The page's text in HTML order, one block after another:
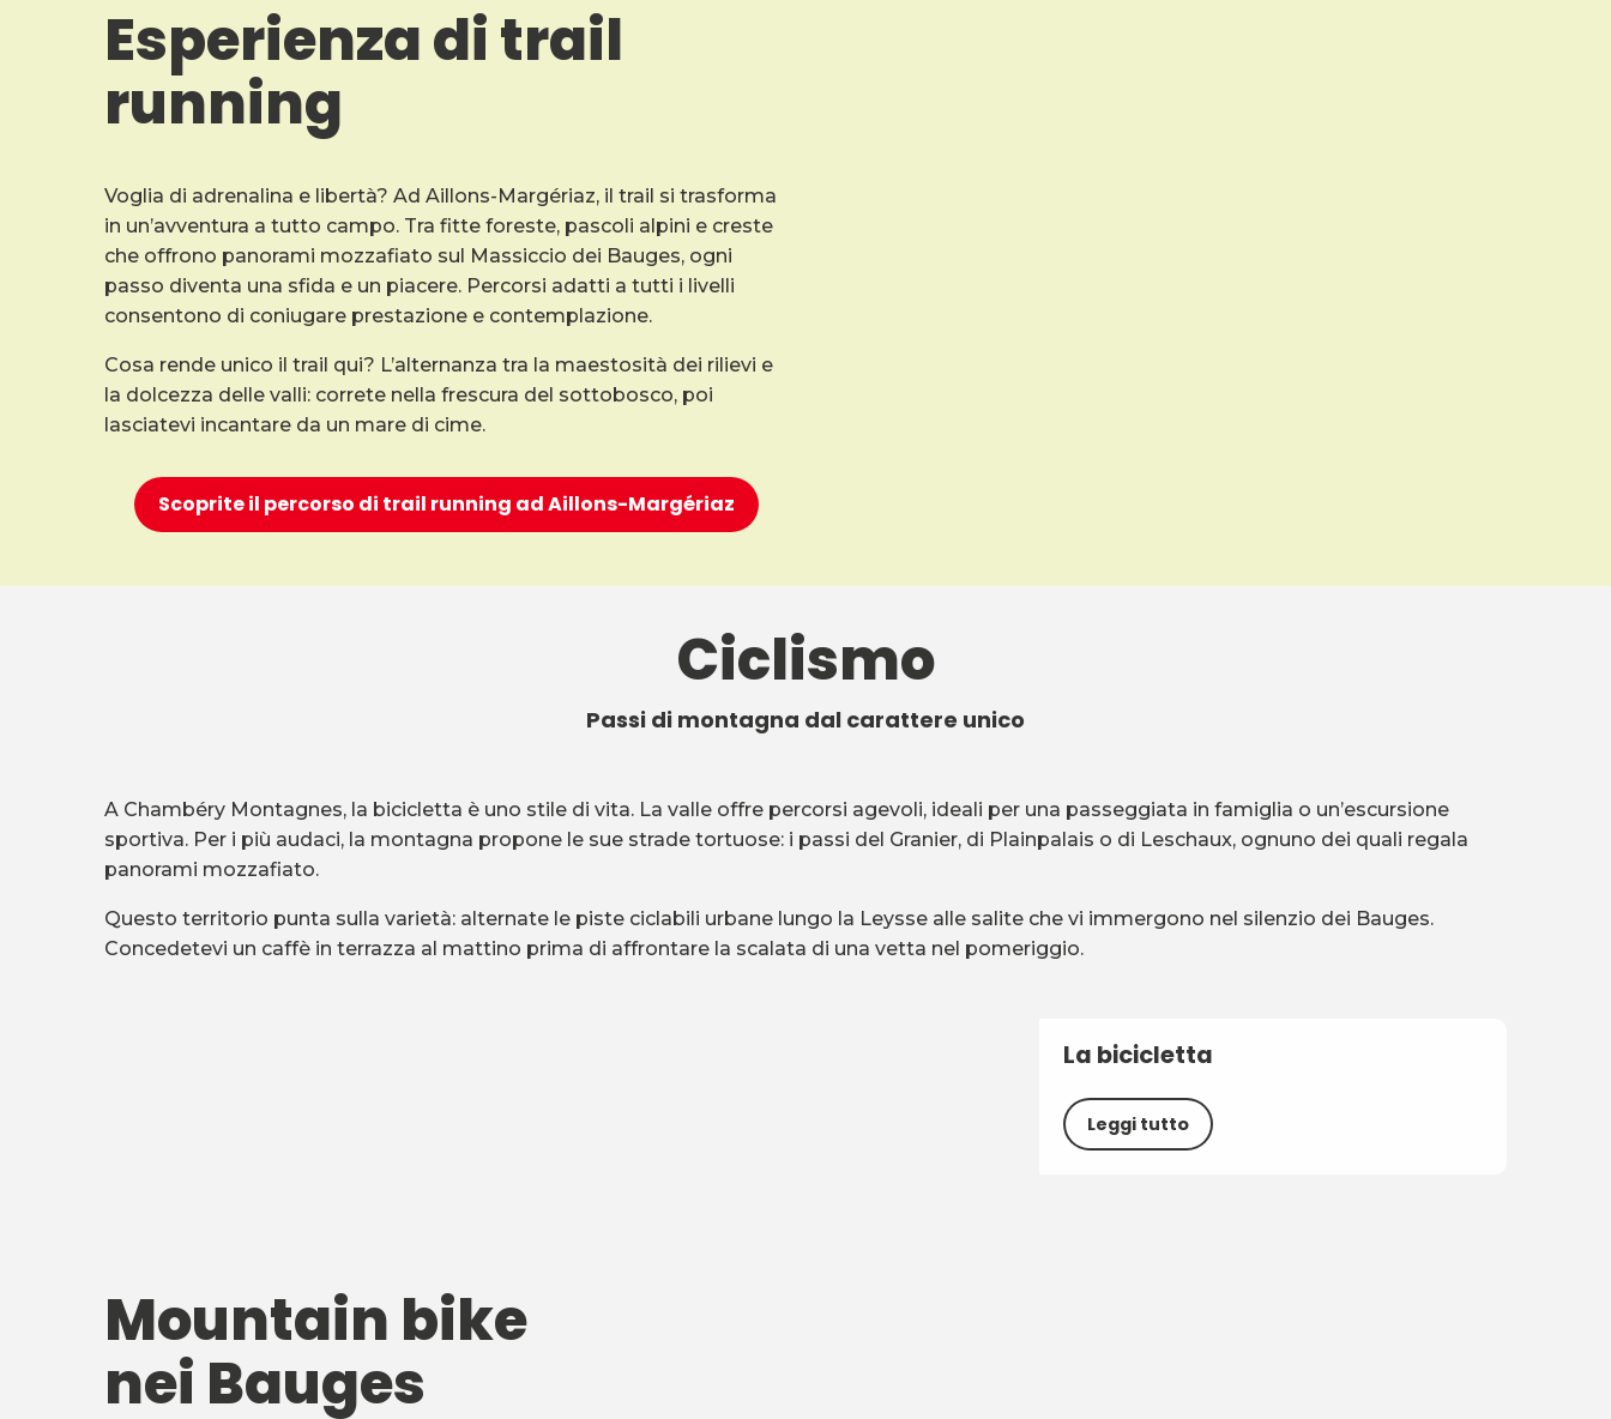
Esperienza di trail
running
Voglia di adrenalina e libertà? Ad Aillons-Margériaz, il trail si trasforma
in un’avventura a tutto campo. Tra fitte foreste, pascoli alpini e creste
che offrono panorami mozzafiato sul Massiccio dei Bauges, ogni
passo diventa una sfida e un piacere. Percorsi adatti a tutti i livelli
consentono di coniugare prestazione e contemplazione.
Cosa rende unico il trail qui? L’alternanza tra la maestosità dei rilievi e
la dolcezza delle valli: correte nella frescura del sottobosco, poi
lasciatevi incantare da un mare di cime.
Scoprite il percorso di trail running ad Aillons-Margériaz
Ciclismo
Passi di montagna dal carattere unico
A Chambéry Montagnes, la bicicletta è uno stile di vita. La valle offre percorsi agevoli, ideali per una passeggiata in famiglia o un’escursione
sportiva. Per i più audaci, la montagna propone le sue strade tortuose: i passi del Granier, di Plainpalais o di Leschaux, ognuno dei quali regala
panorami mozzafiato.
Questo territorio punta sulla varietà: alternate le piste ciclabili urbane lungo la Leysse alle salite che vi immergono nel silenzio dei Bauges.
Concedetevi un caffè in terrazza al mattino prima di affrontare la scalata di una vetta nel pomeriggio.
La bicicletta
Leggi tutto
Mountain bike
nei Bauges